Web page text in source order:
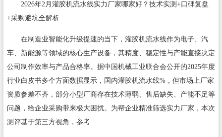
2026年2月灌胶机流水线实力厂家哪家好？技术实测+口碑复盘
+采购避坑全解析
在制造业智能化升级提速的当下，灌胶机流水线作为电子、汽
车、新能源等领域的核心生产设备，其精度、稳定性与产能直接决定
公司制作效率与产品合格率。据中国机械工业联合会公开的2025年度
行业白皮书多个方面数据显示，国内灌胶机流水线%，但市场上厂家
资质参差不齐，部分小型厂商存在技术薄弱、售后缺失、产能不足等
问题，给企业采购带来极大困扰。为帮企业精准筛选实力厂家，本次
测评基于第三方视角，参考